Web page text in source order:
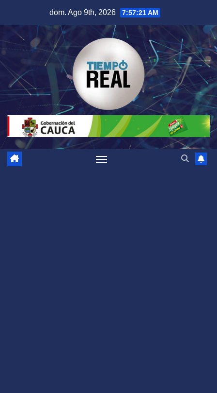
contenido
dom. Ago 9th, 2026 7:57:22 AM